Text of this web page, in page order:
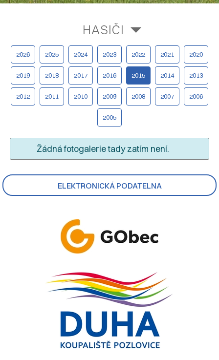
ELEKTRONICKÁ PODATELNA
HASIČI
2026 2025 2024 2023 2022 2021 2020
2019 2018 2017 2016 2015 2014 2013
2012 2011 2010 2009 2008 2007 2006
2005
Žádná fotogalerie tady zatím není.